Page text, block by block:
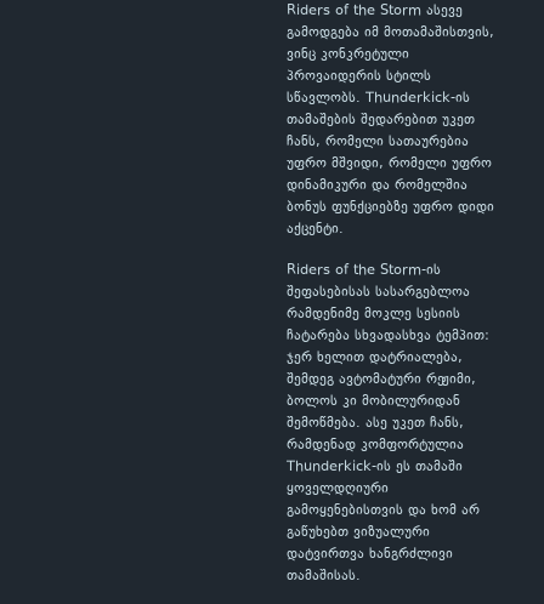
Riders of the Storm ასევე
გამოდგება იმ მოთამაშისთვის,
ვინც კონკრეტული
პროვაიდერის სტილს
სწავლობს. Thunderkick-ის
თამაშების შედარებით უკეთ
ჩანს, რომელი სათაურებია
უფრო მშვიდი, რომელი უფრო
დინამიკური და რომელშია
ბონუს ფუნქციებზე უფრო დიდი
აქცენტი.
Riders of the Storm-ის
შეფასებისას სასარგებლოა
რამდენიმე მოკლე სესიის
ჩატარება სხვადასხვა ტემპით:
ჯერ ხელით დატრიალება,
შემდეგ ავტომატური რეჟიმი,
ბოლოს კი მობილურიდან
შემოწმება. ასე უკეთ ჩანს,
რამდენად კომფორტულია
Thunderkick-ის ეს თამაში
ყოველდღიური
გამოყენებისთვის და ხომ არ
გაწუხებთ ვიზუალური
დატვირთვა ხანგრძლივი
თამაშისას.